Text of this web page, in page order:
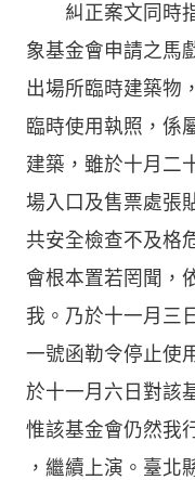
糾正案文同時指
象基金會申請之馬
出場所臨時建築物
臨時使用執照，係
建築，雖於十月二
場入口及售票處張
共安全檢查不及格
會根本置若罔聞，
我。乃於十一月三
一號函勒令停止使
於十一月六日對該
惟該基金會仍然我
，繼續上演。臺北